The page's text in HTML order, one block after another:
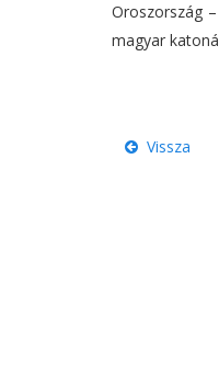
Oroszország
magyar
Vissza